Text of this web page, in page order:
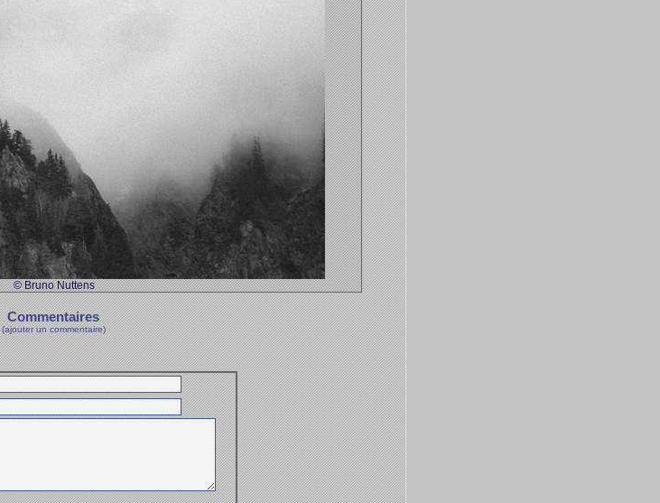
© Bruno Nuttens
Commentaires
(ajouter un commentaire)